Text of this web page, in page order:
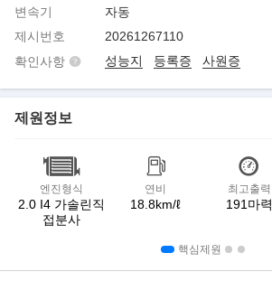
변속기
자동
제시번호
20261267110
확인사항
성능지 등록증 사원증
제원정보
엔진형식
2.0 I4 가솔린직
접분사
연비
18.8km/ℓ
최고출력
191마력
핵심제원